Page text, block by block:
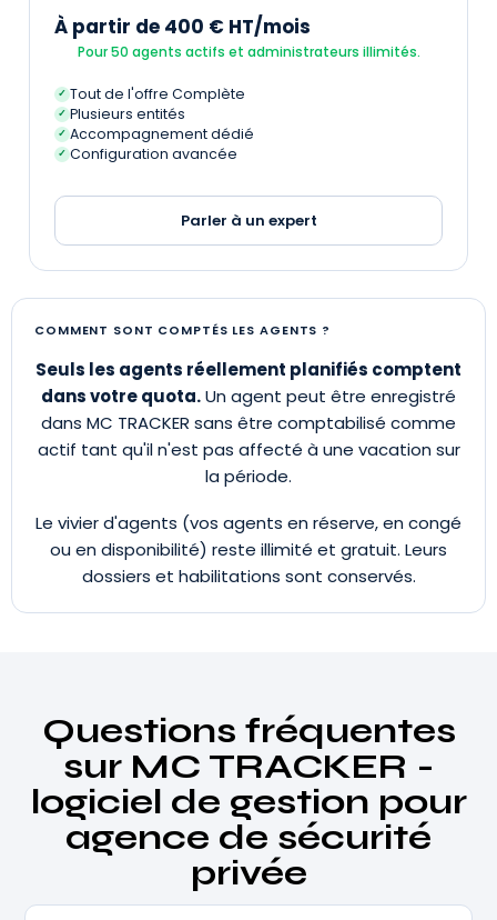
À partir de 400 € HT/mois
Pour 50 agents actifs et administrateurs illimités.
✓ Tout de l'offre Complète
✓ Plusieurs entités
✓ Accompagnement dédié
✓ Configuration avancée
Parler à un expert
COMMENT SONT COMPTÉS LES AGENTS ?
Seuls les agents réellement planifiés comptent
dans votre quota.Un agent peut être enregistré
dans MC TRACKER sans être comptabilisé comme
actif tant qu'il n'est pas affecté à une vacation sur
la période.
Le vivier d'agents (vos agents en réserve, en congé
ou en disponibilité) reste illimité et gratuit. Leurs
dossiers et habilitations sont conservés.
Questions fréquentes
sur MC TRACKER -
logiciel de gestion pour
agence de sécurité
privée